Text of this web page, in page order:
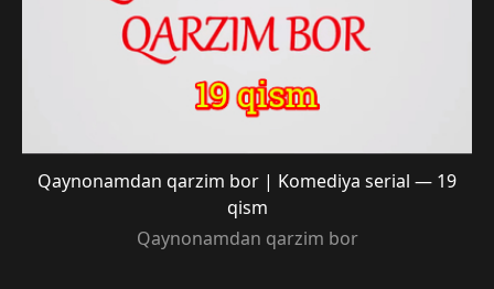
Qaynonamdan qarzim bor | Komediya serial — 19
qism
Qaynonamdan qarzim bor